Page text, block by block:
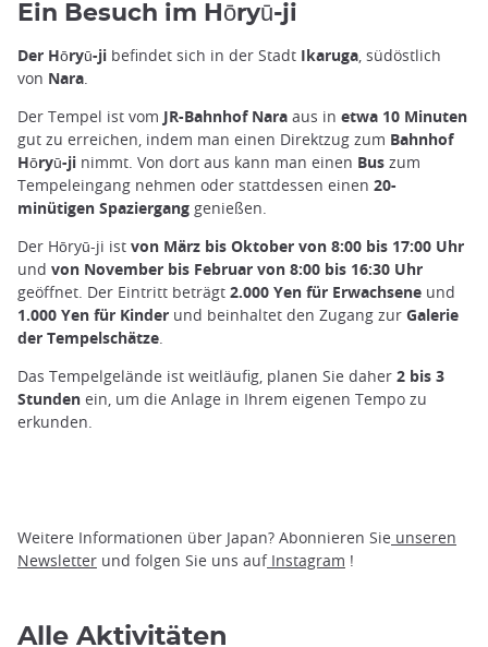
Ein Besuch im Hōryū-ji
Der Hōryū-ji befindet sich in der Stadt Ikaruga, südöstlich
von Nara.
Der Tempel ist vom JR-Bahnhof Nara aus in etwa 10 Minuten
gut zu erreichen, indem man einen Direktzug zum Bahnhof
Hōryū-ji nimmt. Von dort aus kann man einen Bus zum
Tempeleingang nehmen oder stattdessen einen 20-
minütigen Spaziergang genießen.
Der Hōryū-ji ist von März bis Oktober von 8:00 bis 17:00 Uhr
und von November bis Februar von 8:00 bis 16:30 Uhr
geöffnet. Der Eintritt beträgt 2.000 Yen für Erwachsene und
1.000 Yen für Kinder und beinhaltet den Zugang zur Galerie
der Tempelschätze.
Das Tempelgelände ist weitläufig, planen Sie daher 2 bis 3
Stunden ein, um die Anlage in Ihrem eigenen Tempo zu
erkunden.
Weitere Informationen über Japan? Abonnieren Sie unseren
Newsletter und folgen Sie uns auf Instagram !
Alle Aktivitäten